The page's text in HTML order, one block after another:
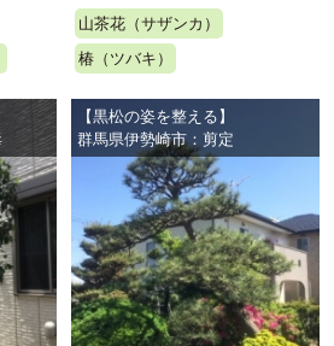
山茶花（サザンカ）
椿（ツバキ）
【黒松の姿を整える】
群馬県伊勢崎市：剪定